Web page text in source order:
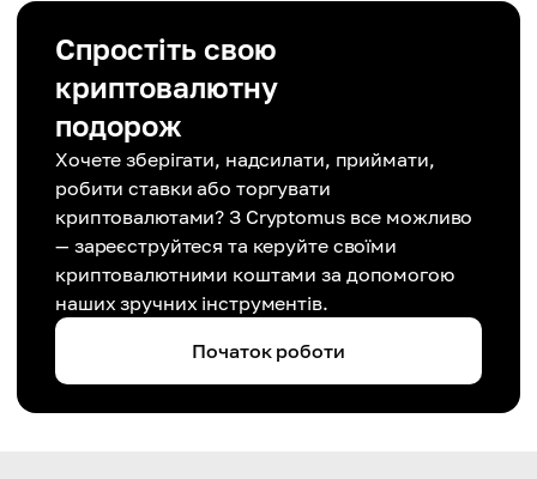
Спростіть свою
криптовалютну
подорож
Хочете зберігати, надсилати, приймати,
робити ставки або торгувати
криптовалютами? З Cryptomus все можливо
— зареєструйтеся та керуйте своїми
криптовалютними коштами за допомогою
наших зручних інструментів.
Початок роботи